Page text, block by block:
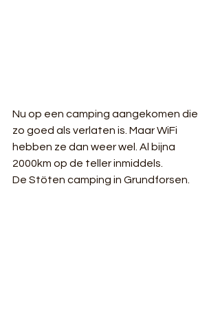
Nu op een camping aangekomen die
zo goed als verlaten is. Maar WiFi
hebben ze dan weer wel. Al bijna
2000km op de teller inmiddels.
De Stöten camping in Grundforsen.